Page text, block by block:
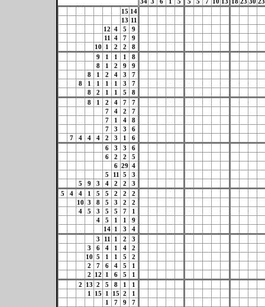
15 14
13 11
12 4 5
9
11
4 7
9
10
1 2 2
8
9
1 1 1
8
8
1 2 9
9
8
1 2 4 3
7
8
1 1 1 1 3
7
8
2 1 1 5
8
8
1 2 4 7
7
7
4 2
7
7
1 4
8
7
3 3
6
7
4 4 4 2 3 1
6
6
3 3
6
6
2 2
5
6 29 4
5
11 5
3
5
9 3 4 2 2
3
5
4 4 1 5 5 2 2
2
10 3 8 5 3 2
2
4
5 3 5 5 7
1
4
5 1 1
9
14 1 3
4
3
11 1 2
3
3
6 4 1 4
2
10 5 1 1 5
2
2
7 6 4 5
1
2
12 1 6 5
1
2
13 2 5 8 1
1
1
15 1 15 2
1
1
7 9
7